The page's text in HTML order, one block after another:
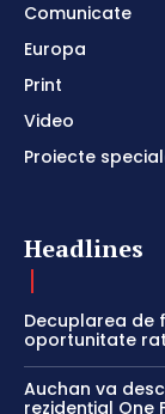
Comunicate
Europa
Print
Video
Proiecte
Headlines
Decuplarea de
oportunitate
Auchan va
rezidențial One